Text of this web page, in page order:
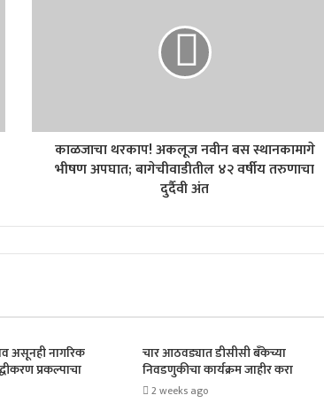
काळजाचा थरकाप! अकलूज नवीन बस स्थानकामागे
भीषण अपघात; बागेचीवाडीतील ४२ वर्षीय तरुणाचा
दुर्दैवी अंत
असूनही नागरिक
प्रकल्पाचा
चार आठवड्यात डीसीसी बँकेच्या
निवडणुकीचा कार्यक्रम जाहीर करा
2 weeks ago